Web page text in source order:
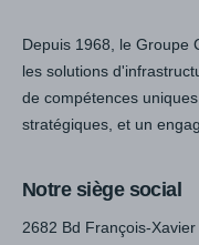
Depuis 1968, le Groupe
les solutions
de compétences
stratégiques, et un
Notre siège social
2682 Bd François-